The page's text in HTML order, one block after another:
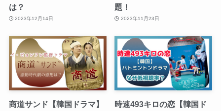
は？
2023年12月14日
題！
2023年11月23日
商道サンド【韓国ドラマ】
時速493キロの恋【韓国ド